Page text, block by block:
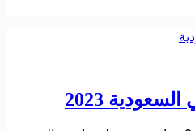
2023